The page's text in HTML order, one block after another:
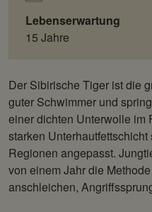
Lebenserwartung
15 Jahre
Der Sibirische Tiger ist die
guter Schwimmer und
einer dichten Unterwolle im
starken
Regionen angepasst.
von einem Jahr die
anschleichen,